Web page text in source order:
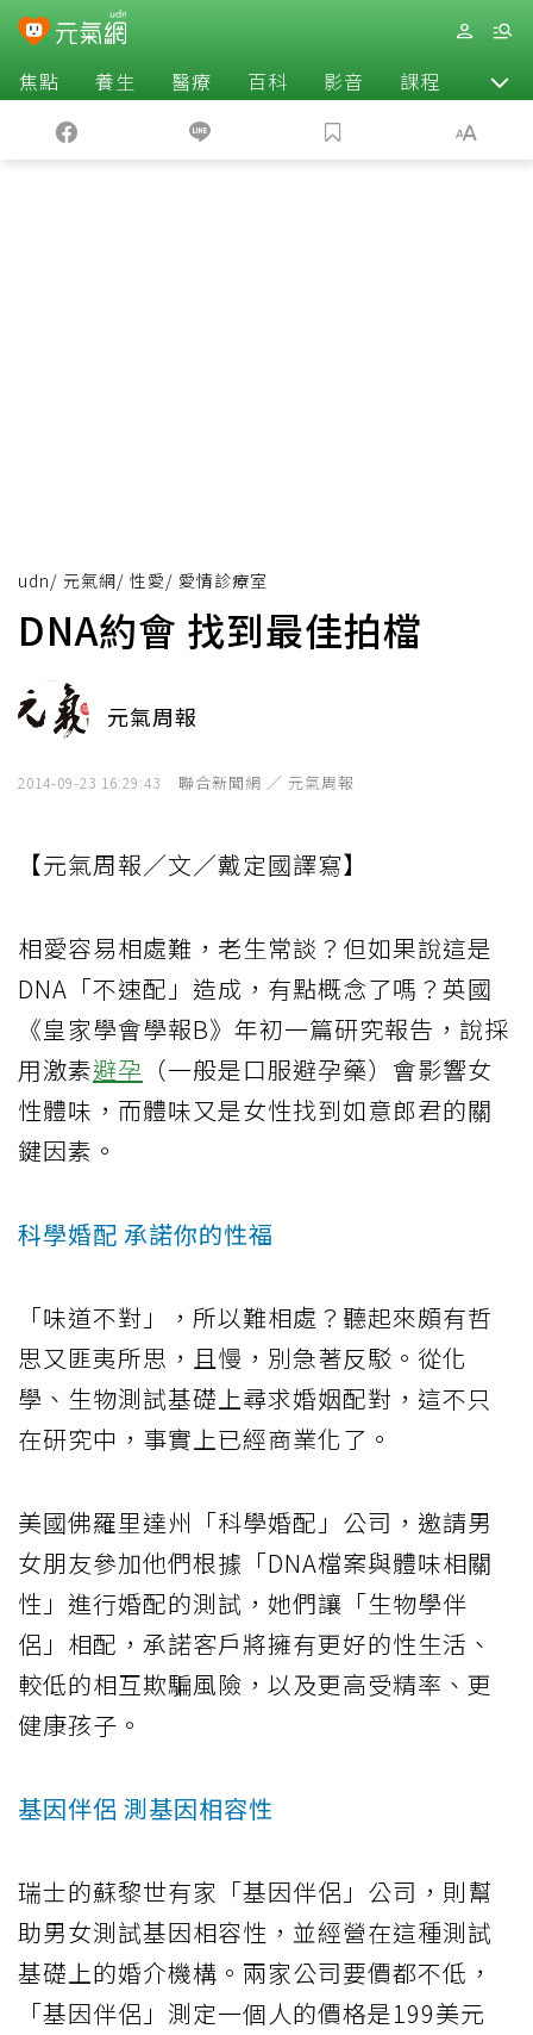
焦點 養生 醫療 百科 影音 課程 退休
udn/ 元氣網/ 性愛/ 愛情診療室
DNA約會 找到最佳拍檔
元氣周報
2014-09-23 16:29:43 聯合新聞網 ／ 元氣周報
【元氣周報／文／戴定國譯寫】
相愛容易相處難，老生常談？但如果說這是
DNA「不速配」造成，有點概念了嗎？英國
《皇家學會學報B》年初一篇研究報告，說採
用激素避孕 （一般是口服避孕藥）會影響女
性體味，而體味又是女性找到如意郎君的關
鍵因素。
科學婚配 承諾你的性福
「味道不對」，所以難相處？聽起來頗有哲
思又匪夷所思，且慢，別急著反駁。從化
學、生物測試基礎上尋求婚姻配對，這不只
在研究中，事實上已經商業化了。
美國佛羅里達州「科學婚配」公司，邀請男
女朋友參加他們根據「DNA檔案與體味相關
性」進行婚配的測試，她們讓「生物學伴
侶」相配，承諾客戶將擁有更好的性生活、
較低的相互欺騙風險，以及更高受精率、更
健康孩子。
基因伴侶 測基因相容性
瑞士的蘇黎世有家「基因伴侶」公司，則幫
助男女測試基因相容性，並經營在這種測試
基礎上的婚介機構。兩家公司要價都不低，
「基因伴侶」測定一個人的價格是199美元